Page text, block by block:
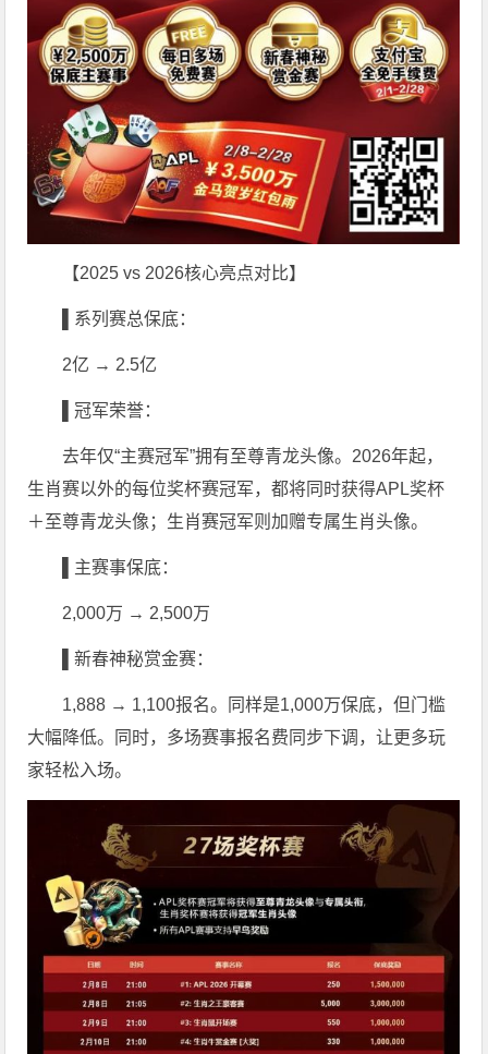
【2025 vs 2026核心亮点对比】
▌系列赛总保底：
2亿 → 2.5亿
▌冠军荣誉：
去年仅“主赛冠军”拥有至尊青龙头像。2026年起，
生肖赛以外的每位奖杯赛冠军，都将同时获得APL奖杯
＋至尊青龙头像；生肖赛冠军则加赠专属生肖头像。
▌主赛事保底：
2,000万 → 2,500万
▌新春神秘赏金赛：
1,888 → 1,100报名。同样是1,000万保底，但门槛
大幅降低。同时，多场赛事报名费同步下调，让更多玩
家轻松入场。